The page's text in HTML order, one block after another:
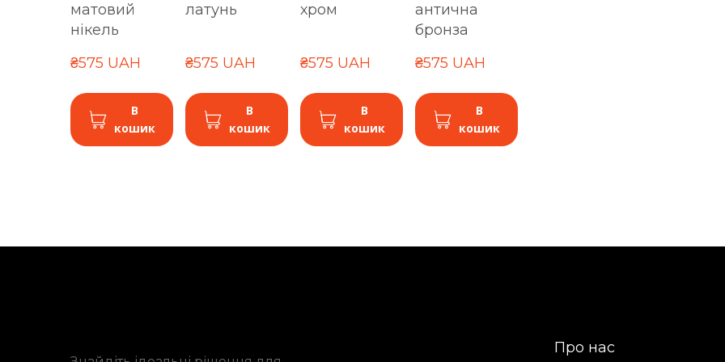
матовий
нікель
₴575 UAH
В
кошик
латунь
₴575 UAH
В
кошик
хром
₴575 UAH
В
кошик
антична
бронза
₴575 UAH
В
кошик
Про нас